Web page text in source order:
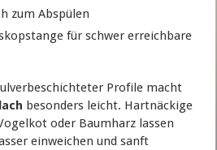
zum Abspülen
für schwer erreichbare
Profile macht
besonders leicht. Hartnäckige
oder Baumharz lassen
einweichen und sanft